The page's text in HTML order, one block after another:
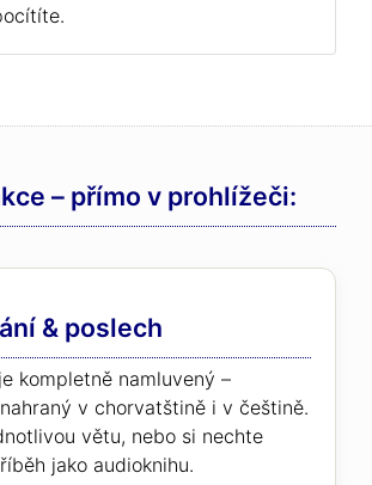
– přímo v prohlížeči:
& poslech
kompletně namluvený –
v chorvatštině i v češtině.
větu, nebo si nechte
jako audioknihu.